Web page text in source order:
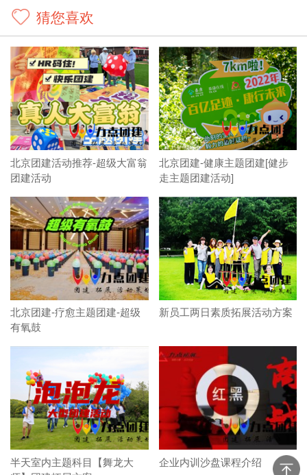
猜您喜欢
北京团建活动推荐-超级大富翁
团建活动
北京团建-健康主题团建[健步
走主题团建活动]
北京团建-疗愈主题团建-超级
有氧鼓
新员工两日素质拓展活动方案
半天室内主题科目【舞龙大
企业内训沙盘课程介绍